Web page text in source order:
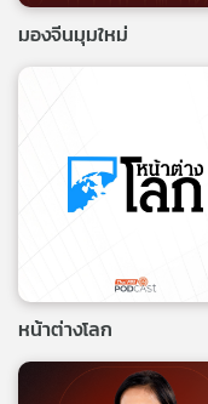
มองจีนมุมใหม่
หน้าต่างโลก